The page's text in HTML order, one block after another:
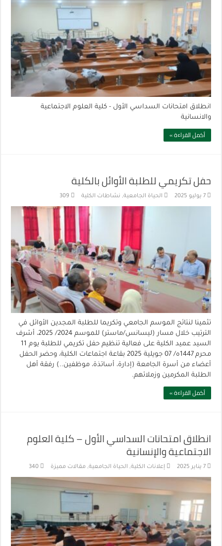
انطلاق امتحانات السداسي الأول - كلية العلوم الاجتماعية
والانسانية
أكمل القراءة »
حفل تكريمي للطلبة الأوائل بالكلية
7 يوليو 2025 الحياة الجامعية, نشاطات الكلية 309
تثمينا لنتائج الموسم الجامعي وتكريما للطلبة المجدين الأوائل في
الترتيب خلال مسار (ليسانس/ماستر) للموسم 2024/ 2025، أشرف
السيد عميد الكلية على فعالية تنظيم حفل تكريمي للطلبة يوم 11
محرم 1447ه/ 07 جويلية 2025 بقاعة اجتماعات الكلية، وحضر الحفل
أعضاء من أسرة الجامعة (إدارة، أساتذة، موظفين..) رفقة أهل
الطلبة المكرمين وزملائهم.
أكمل القراءة »
انطلاق امتحانات السداسي الأول – كلية العلوم
الاجتماعية والإنسانية
7 يناير 2025 إعلانات الكلية, الحياة الجامعية, مقالات مميزة 340